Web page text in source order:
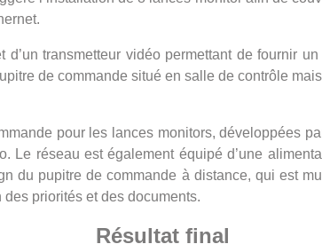
transmetteur vidéo permettant de fournir
de commande situé en salle de contrôle
pour les lances monitors, développées
Le réseau est également équipé d’une
du pupitre de commande à distance, qui est
priorités et des documents.
Résultat final